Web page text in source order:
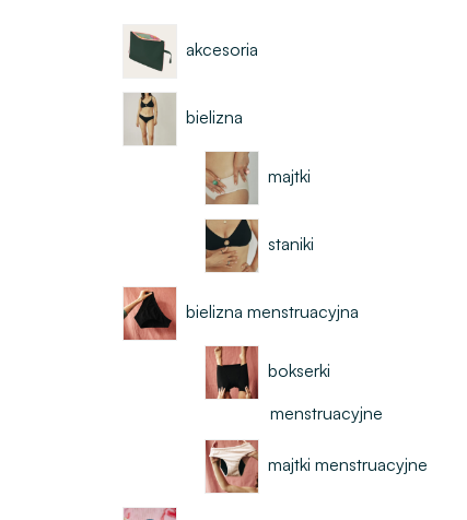
akcesoria
bielizna
majtki
staniki
bielizna menstruacyjna
bokserki
menstruacyjne
majtki menstruacyjne